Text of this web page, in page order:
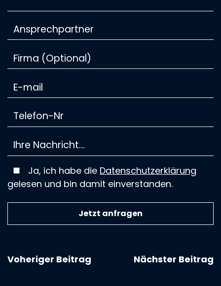
Ja, ich habe die Datenschutzerklärung
gelesen und bin damit einverstanden.
Voheriger Beitrag Nächster Beitrag